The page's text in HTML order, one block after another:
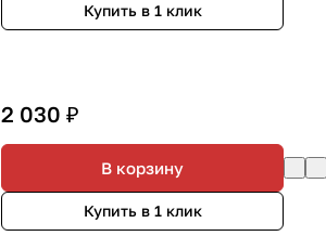
Купить в 1 клик
2 030 ₽
В корзину
Купить в 1 клик